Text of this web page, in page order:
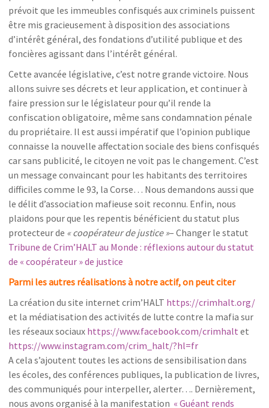
prévoit que les immeubles confisqués aux criminels puissent
être mis gracieusement à disposition des associations
d’intérêt général, des fondations d’utilité publique et des
foncières agissant dans l’intérêt général.
Cette avancée législative, c’est notre grande victoire. Nous
allons suivre ses décrets et leur application, et continuer à
faire pression sur le législateur pour qu’il rende la
confiscation obligatoire, même sans condamnation pénale
du propriétaire. Il est aussi impératif que l’opinion publique
connaisse la nouvelle affectation sociale des biens confisqués
car sans publicité, le citoyen ne voit pas le changement. C’est
un message convaincant pour les habitants des territoires
difficiles comme le 93, la Corse… Nous demandons aussi que
le délit d’association mafieuse soit reconnu. Enfin, nous
plaidons pour que les repentis bénéficient du statut plus
protecteur de « coopérateur de justice »– Changer le statut
Tribune de Crim’HALT au Monde : réflexions autour du statut
de « coopérateur » de justice
Parmi les autres réalisations à notre actif, on peut citer
La création du site internet crim’HALT https://crimhalt.org/
et la médiatisation des activités de lutte contre la mafia sur
les réseaux sociaux https://www.facebook.com/crimhalt et
https://www.instagram.com/crim_halt/?hl=fr
A cela s’ajoutent toutes les actions de sensibilisation dans
les écoles, des conférences publiques, la publication de livres,
des communiqués pour interpeller, alerter…. Dernièrement,
nous avons organisé à la manifestation « Guéant rends